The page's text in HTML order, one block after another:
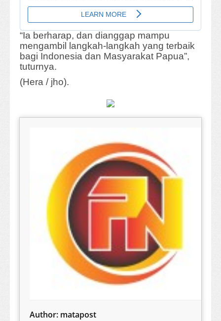
“Ia berharap, dan dianggap mampu
mengambil langkah-langkah yang terbaik
bagi Indonesia dan Masyarakat Papua”,
tuturnya.
(Hera / jho).
Author: matapost